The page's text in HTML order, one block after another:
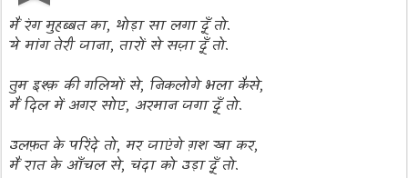
मैं रंग मुहब्बत का, थोड़ा सा लगा दूँ तो.
ये मांग तेरी जाना, तारों से सज़ा दूँ तो.
तुम इश्क़ की गलियों से, निकलोगे भला कैसे,
मैं दिल में अगर सोए, अरमान जगा दूँ तो.
उलफ़त के परिंदे तो, मर जाएंगे ग़श खा कर,
मैं रात के आँचल से, चंदा को उड़ा दूँ तो.